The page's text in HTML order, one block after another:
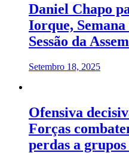
Daniel Chapo
Iorque,
Sessão da
Setembro 18, 2025
Ofensiva
Forças
perdas a